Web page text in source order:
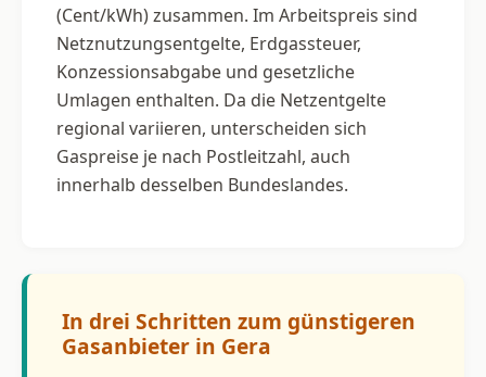
(Cent/kWh) zusammen. Im Arbeitspreis sind
Netznutzungsentgelte, Erdgassteuer,
Konzessionsabgabe und gesetzliche
Umlagen enthalten. Da die Netzentgelte
regional variieren, unterscheiden sich
Gaspreise je nach Postleitzahl, auch
innerhalb desselben Bundeslandes.
In drei Schritten zum günstigeren
Gasanbieter in Gera